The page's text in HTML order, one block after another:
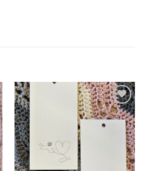
Setja á
óskalista